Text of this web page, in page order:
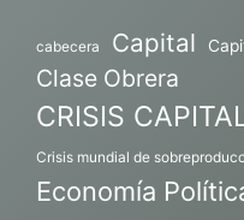
cabecera Capital
Clase Obrera
CRISIS
Crisis mundial de
Economía